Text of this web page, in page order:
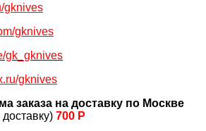
gknives
gknives
gk_gknives
gknives
заказа на доставку по Москве
700 Р